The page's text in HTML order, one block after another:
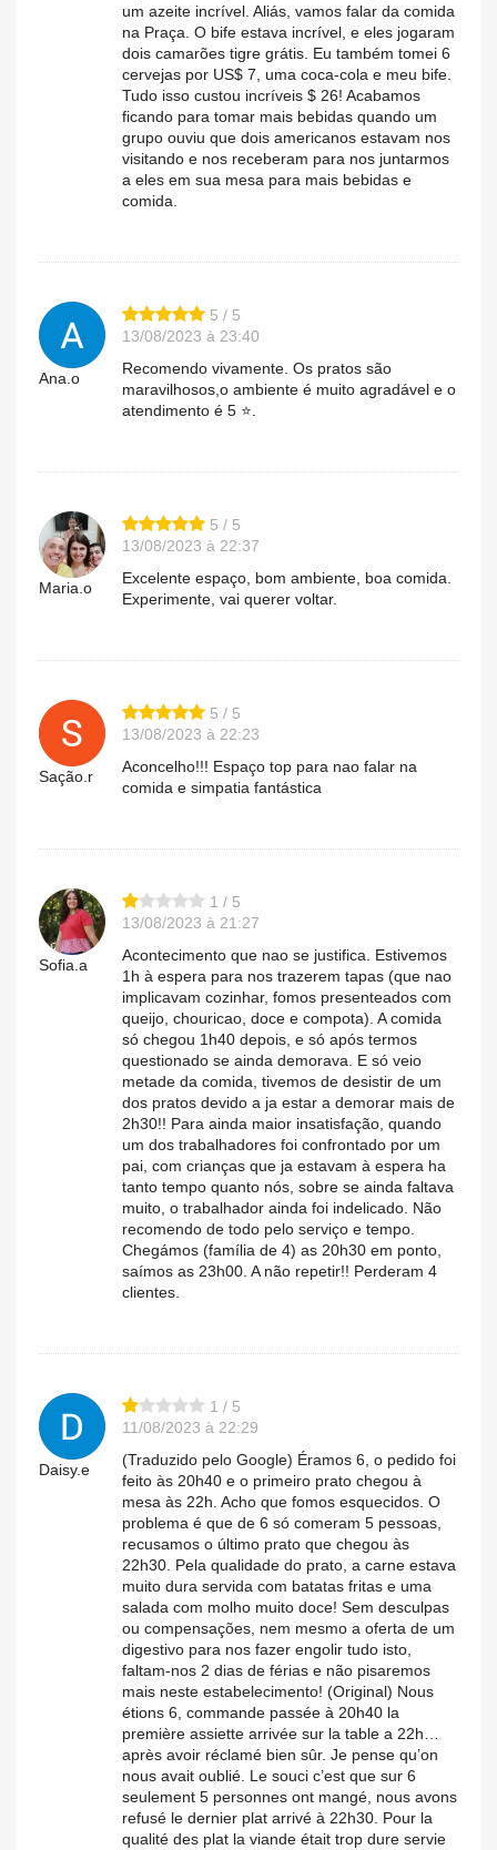
um azeite incrível. Aliás, vamos falar da comida
na Praça. O bife estava incrível, e eles jogaram
dois camarões tigre grátis. Eu também tomei 6
cervejas por US$ 7, uma coca-cola e meu bife.
Tudo isso custou incríveis $ 26! Acabamos
ficando para tomar mais bebidas quando um
grupo ouviu que dois americanos estavam nos
visitando e nos receberam para nos juntarmos
a eles em sua mesa para mais bebidas e
comida.
Ana.o
5 / 5
13/08/2023 à 23:40
Recomendo vivamente. Os pratos são
maravilhosos,o ambiente é muito agradável e o
atendimento é 5 ⭐.
Maria.o
5 / 5
13/08/2023 à 22:37
Excelente espaço, bom ambiente, boa comida.
Experimente, vai querer voltar.
Sação.r
5 / 5
13/08/2023 à 22:23
Aconcelho!!! Espaço top para nao falar na
comida e simpatia fantástica
Sofia.a
1 / 5
13/08/2023 à 21:27
Acontecimento que nao se justifica. Estivemos
1h à espera para nos trazerem tapas (que nao
implicavam cozinhar, fomos presenteados com
queijo, chouricao, doce e compota). A comida
só chegou 1h40 depois, e só após termos
questionado se ainda demorava. E só veio
metade da comida, tivemos de desistir de um
dos pratos devido a ja estar a demorar mais de
2h30!! Para ainda maior insatisfação, quando
um dos trabalhadores foi confrontado por um
pai, com crianças que ja estavam à espera ha
tanto tempo quanto nós, sobre se ainda faltava
muito, o trabalhador ainda foi indelicado. Não
recomendo de todo pelo serviço e tempo.
Chegámos (família de 4) as 20h30 em ponto,
saímos as 23h00. A não repetir!! Perderam 4
clientes.
Daisy.e
1 / 5
11/08/2023 à 22:29
(Traduzido pelo Google) Éramos 6, o pedido foi
feito às 20h40 e o primeiro prato chegou à
mesa às 22h. Acho que fomos esquecidos. O
problema é que de 6 só comeram 5 pessoas,
recusamos o último prato que chegou às
22h30. Pela qualidade do prato, a carne estava
muito dura servida com batatas fritas e uma
salada com molho muito doce! Sem desculpas
ou compensações, nem mesmo a oferta de um
digestivo para nos fazer engolir tudo isto,
faltam-nos 2 dias de férias e não pisaremos
mais neste estabelecimento! (Original) Nous
étions 6, commande passée à 20h40 la
première assiette arrivée sur la table a 22h…
après avoir réclamé bien sûr. Je pense qu’on
nous avait oublié. Le souci c’est que sur 6
seulement 5 personnes ont mangé, nous avons
refusé le dernier plat arrivé à 22h30. Pour la
qualité des plat la viande était trop dure servie